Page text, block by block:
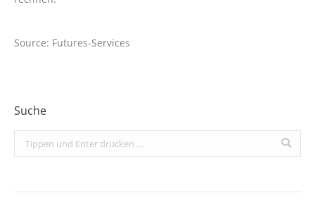
Source: Futures-Services
Suche
Search: